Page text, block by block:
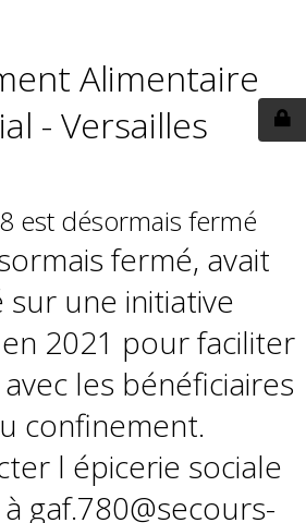
Alimentaire
- Versailles
est désormais fermé
fermé, avait
sur une initiative
2021 pour faciliter
les bénéficiaires
confinement.
l épicerie sociale
gaf.780@secours-